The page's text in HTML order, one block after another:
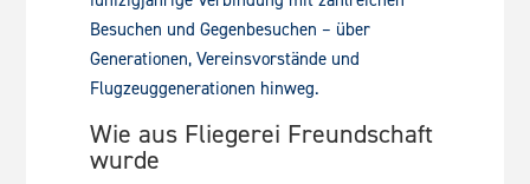
Besuchen und Gegenbesuchen – über
Generationen, Vereinsvorstände und
Flugzeuggenerationen hinweg.
Wie aus Fliegerei Freundschaft
wurde